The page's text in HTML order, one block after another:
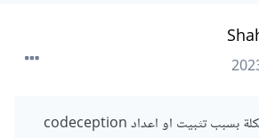
يستبعد أن تكون المشكلة بسبب تثبيت او اعداد codeception